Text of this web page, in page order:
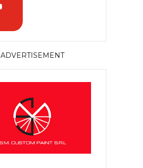
ADVERTISEMENT